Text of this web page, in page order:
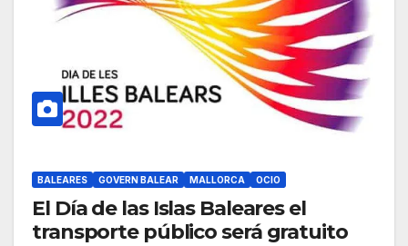
BALEARES GOVERN BALEAR MALLORCA OCIO
El Día de las Islas Baleares el
transporte público será gratuito